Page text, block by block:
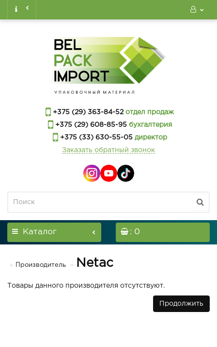
+375 (29) 363-84-52 отдел продаж
+375 (29) 608-85-95бухгалтерия
+375 (33) 630-55-05директор
Заказать обратный звонок
Каталог : 0
Производитель Netac
Товары данного производителя отсутствуют.
Продолжить